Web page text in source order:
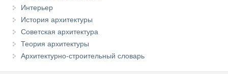
Интерьер
История архитектуры
Советская архитектура
Теория архитектуры
Архитектурно-строительный словарь